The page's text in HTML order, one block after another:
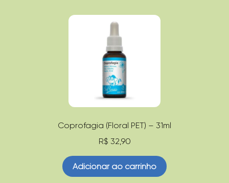
Coprofagia (Floral PET) – 31ml
R$ 32,90
Adicionar ao carrinho